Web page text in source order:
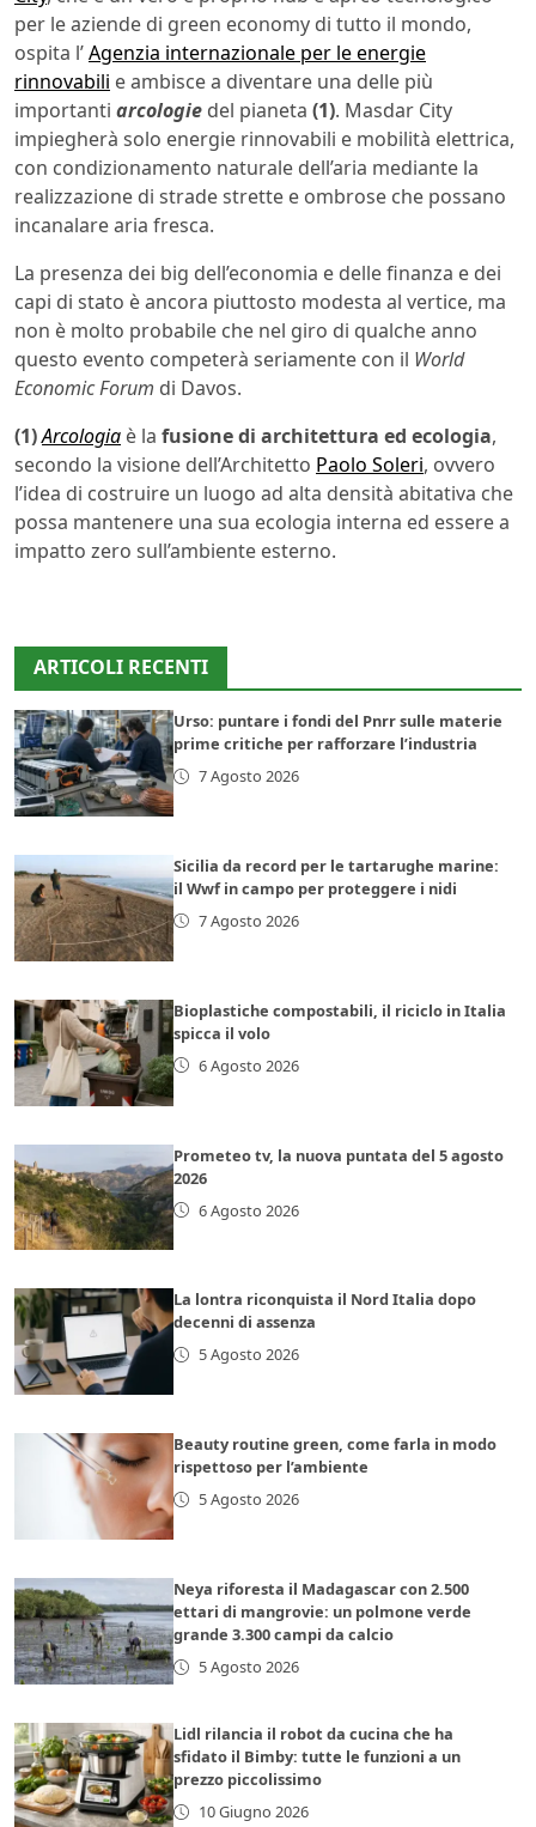
per le aziende di green economy di tutto il mondo,
ospita l’Agenzia internazionale per le energie
rinnovabili e ambisce a diventare una delle più
importanti arcologie del pianeta (1). Masdar City
impiegherà solo energie rinnovabili e mobilità elettrica,
con condizionamento naturale dell’aria mediante la
realizzazione di strade strette e ombrose che possano
incanalare aria fresca.
La presenza dei big dell’economia e delle finanza e dei
capi di stato è ancora piuttosto modesta al vertice, ma
non è molto probabile che nel giro di qualche anno
questo evento competerà seriamente con il World
Economic Forum di Davos.
(1)Arcologia è la fusione di architettura ed ecologia,
secondo la visione dell’Architetto Paolo Soleri, ovvero
l’idea di costruire un luogo ad alta densità abitativa che
possa mantenere una sua ecologia interna ed essere a
impatto zero sull’ambiente esterno.
ARTICOLI RECENTI
Urso: puntare i fondi del Pnrr sulle materie
prime critiche per rafforzare l’industria
7 Agosto 2026
Sicilia da record per le tartarughe marine:
il Wwf in campo per proteggere i nidi
7 Agosto 2026
Bioplastiche compostabili, il riciclo in Italia
spicca il volo
6 Agosto 2026
Prometeo tv, la nuova puntata del 5 agosto
2026
6 Agosto 2026
La lontra riconquista il Nord Italia dopo
decenni di assenza
5 Agosto 2026
Beauty routine green, come farla in modo
rispettoso per l’ambiente
5 Agosto 2026
Neya riforesta il Madagascar con 2.500
ettari di mangrovie: un polmone verde
grande 3.300 campi da calcio
5 Agosto 2026
Lidl rilancia il robot da cucina che ha
sfidato il Bimby: tutte le funzioni a un
prezzo piccolissimo
10 Giugno 2026